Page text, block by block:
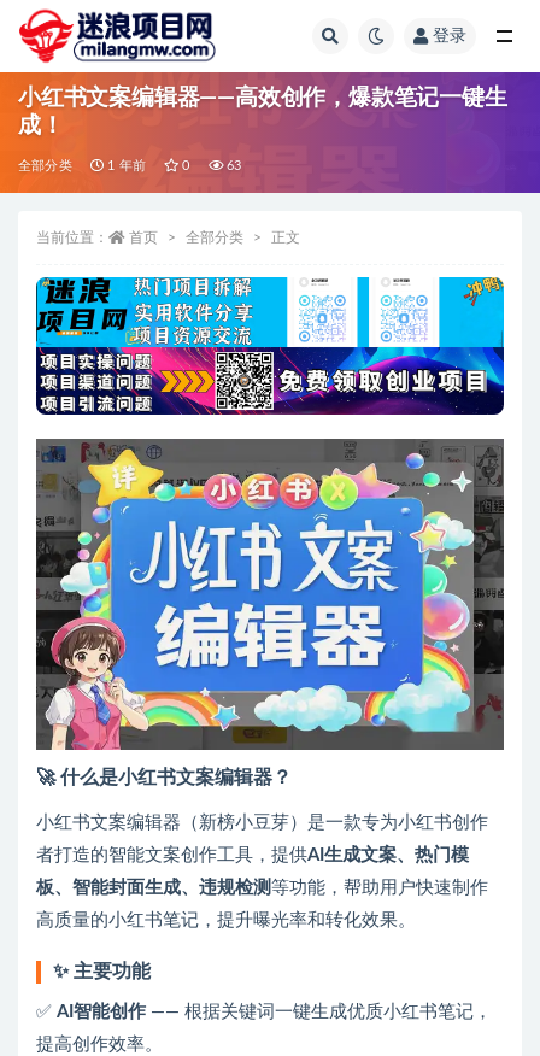
登录
小红书文案编辑器——高效创作，爆款笔记一键生
成！
全部分类 1 年前 0 63
当前位置： 首页 全部分类 正文
🚀 什么是小红书文案编辑器？
小红书文案编辑器（新榜小豆芽）是一款专为小红书创作
者打造的智能文案创作工具，提供AI生成文案、热门模
板、智能封面生成、违规检测 等功能，帮助用户快速制作
高质量的小红书笔记，提升曝光率和转化效果。
✨ 主要功能
✅ AI智能创作 —— 根据关键词一键生成优质小红书笔记，
提高创作效率。
全部